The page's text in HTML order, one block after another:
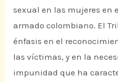
sexual en las mujeres en
armado colombiano. El
énfasis en el
las víctimas, y en la
impunidad que ha